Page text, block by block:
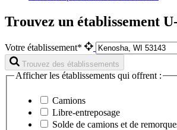
Trouvez un établissement
Votre établissement*
Trouvez des établissements
Afficher les établissements qui offrent :
Camions
Libre-entreposage
Solde de camions et de